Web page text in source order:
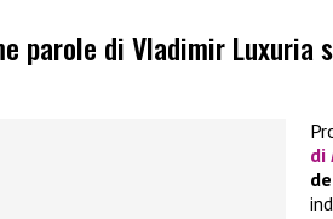
parole di Vladimir Luxuria
di